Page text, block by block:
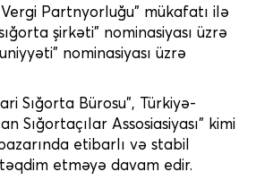
Partnyorluğu” mükafatı ilə
şirkəti” nominasiyası üzrə
nominasiyası üzrə
Sığorta Bürosu”, Türkiyə-
Sığortaçılar Assosiasiyası” kimi
etibarlı və stabil
etməyə davam edir.